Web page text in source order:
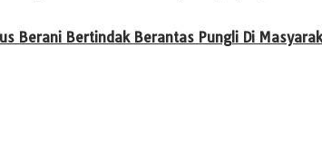
Berani Bertindak Berantas Pungli Di